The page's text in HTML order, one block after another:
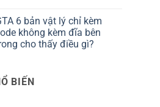
6 bản vật lý chỉ kèm
không kèm đĩa bên
cho thấy điều gì?
BIẾN